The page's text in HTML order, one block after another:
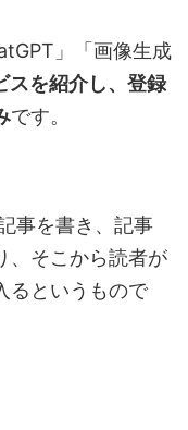
」「画像生成
スを紹介し、登録
です。
事を書き、記事
、そこから読者が
るというもので